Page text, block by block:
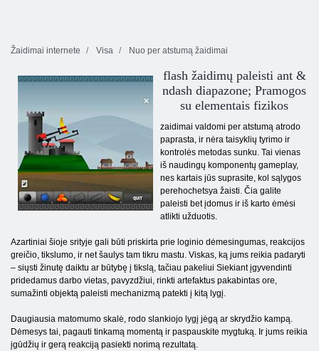
Žaidimai internete Visa Nuo per atstumą žaidimai
flash žaidimų paleisti ant &
ndash diapazone; Pramogos
su elementais fizikos
zaidimai valdomi per atstumą atrodo
paprasta, ir nėra taisyklių tyrimo ir
kontrolės metodas sunku. Tai vienas
iš naudingų komponentų gameplay,
nes kartais jūs suprasite, kol sąlygos
perehochetsya žaisti. Čia galite
paleisti bet įdomus ir iš karto ėmėsi
atlikti užduotis.
Azartiniai šioje srityje gali būti priskirta prie loginio dėmesingumas, reakcijos
greičio, tikslumo, ir net šaulys tam tikru mastu. Viskas, ką jums reikia padaryti
– siųsti žinutę daiktu ar būtybę į tikslą, tačiau pakeliui Siekiant įgyvendinti
pridedamus darbo vietas, pavyzdžiui, rinkti artefaktus pakabintas ore,
sumažinti objektą paleisti mechanizmą patekti į kitą lygį.
Daugiausia matomumo skalė, rodo slankiojo lygį jėgą ar skrydžio kampą.
Dėmesys tai, pagauti tinkamą momentą ir paspauskite mygtuką. Ir jums reikia
įgūdžių ir gerą reakciją pasiekti norimą rezultatą.